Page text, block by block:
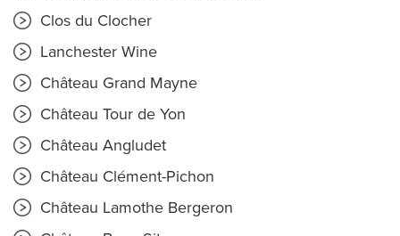
Clos du Clocher
Lanchester Wine
Château Grand Mayne
Château Tour de Yon
Château Angludet
Château Clément-Pichon
Château Lamothe Bergeron